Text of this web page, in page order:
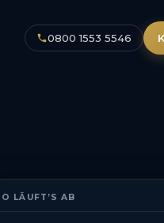
0800 1553 5546
LÄUFT’S AB